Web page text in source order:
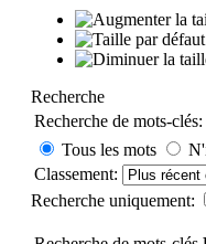
Recherche
Recherche de mots-clés:
Tous les mots
Classement:
Recherche uniquement: